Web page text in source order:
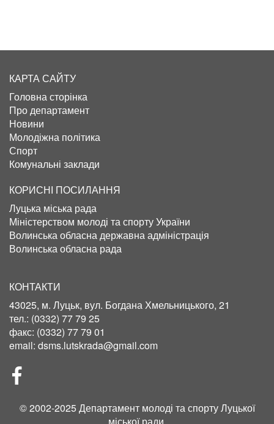
КАРТА САЙТУ
Головна сторінка
Про департамент
Новини
Молодіжна політика
Спорт
Комунальні заклади
КОРИСНІ ПОСИЛАННЯ
Луцька міська рада
Міністерством молоді та спорту України
Волинська обласна державна адміністрація
Волинська обласна рада
КОНТАКТИ
43025, м. Луцьк, вул. Богдана Хмельницького, 21
тел.: (0332) 77 79 25
факс: (0332) 77 79 01
email: dsms.lutskrada@gmail.com
СОЦІЛЬНІ
МЕРЕЖІ
© 2002-2025 Департамент молоді та спорту Луцької
міської ради.